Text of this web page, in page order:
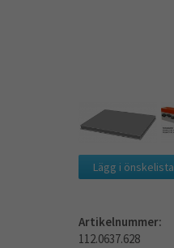
Lägg i önskelista
Artikelnummer:
112.0637.628